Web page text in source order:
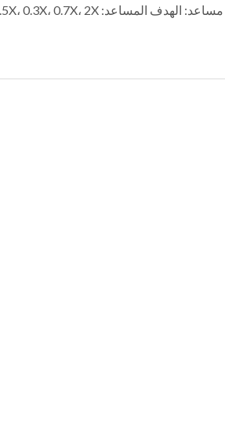
مساعد: الهدف المساعد: 0.5X، 0.3X، 0.7X، 2X